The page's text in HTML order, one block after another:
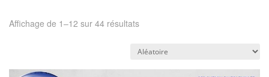
Affichage de 1–12 sur 44 résultats